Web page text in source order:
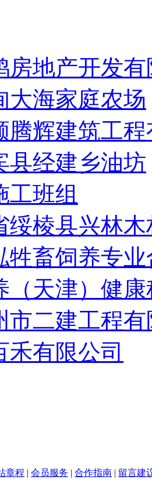
房地产开发
大海家庭农场
腾辉建筑工
县经建乡油坊
工班组
绥棱县兴林
牲畜饲养专
（天津）健
市二建工程
禾有限公司
章程 | 会员服务 | 合作指南 | 留言建